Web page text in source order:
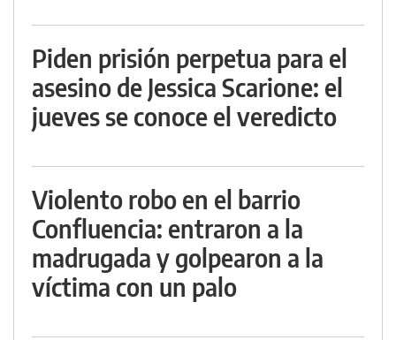
Piden prisión perpetua para el
asesino de Jessica Scarione: el
jueves se conoce el veredicto
Violento robo en el barrio
Confluencia: entraron a la
madrugada y golpearon a la
víctima con un palo